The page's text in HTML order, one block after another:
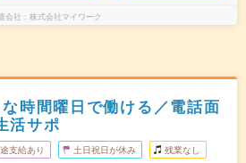
会社 株式会社マイワーク
時間曜日で働ける／電話面
活サポ
支給あり 土日祝日が休み 残業なし